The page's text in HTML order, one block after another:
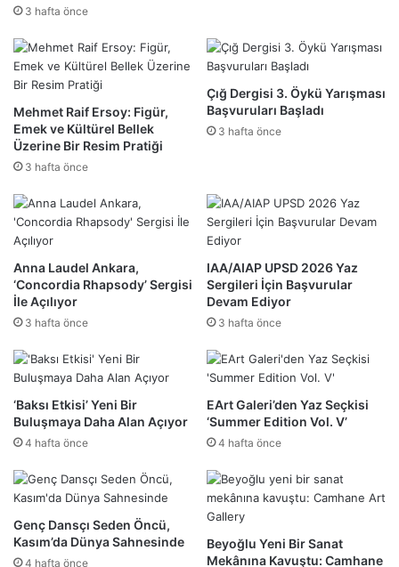
3 hafta önce
Mehmet Raif Ersoy: Figür,
Emek ve Kültürel Bellek
Üzerine Bir Resim Pratiği
3 hafta önce
Çığ Dergisi 3. Öykü Yarışması
Başvuruları Başladı
3 hafta önce
Anna Laudel Ankara,
‘Concordia Rhapsody’ Sergisi
İle Açılıyor
3 hafta önce
IAA/AIAP UPSD 2026 Yaz
Sergileri İçin Başvurular
Devam Ediyor
3 hafta önce
‘Baksı Etkisi’ Yeni Bir
Buluşmaya Daha Alan Açıyor
4 hafta önce
EArt Galeri’den Yaz Seçkisi
‘Summer Edition Vol. V’
4 hafta önce
Genç Dansçı Seden Öncü,
Kasım’da Dünya Sahnesinde
4 hafta önce
Beyoğlu Yeni Bir Sanat
Mekânına Kavuştu: Camhane